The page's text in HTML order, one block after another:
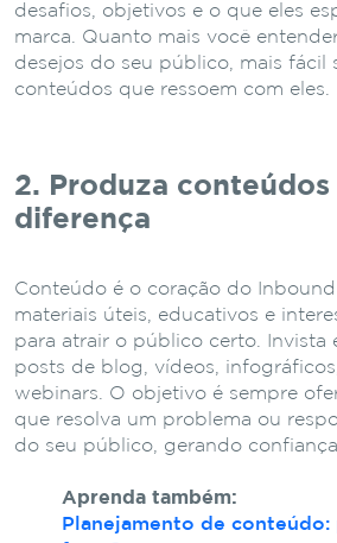
desafios, objetivos e o que eles
marca. Quanto mais você
desejos do seu público, mais fácil
conteúdos que ressoem com eles.
2. Produza conteúdos
diferença
Conteúdo é o coração do
materiais úteis, educativos e
para atrair o público certo. Invista
posts de blog, vídeos,
webinars. O objetivo é sempre
que resolva um problema ou
do seu público, gerando
Aprenda também:
Planejamento de